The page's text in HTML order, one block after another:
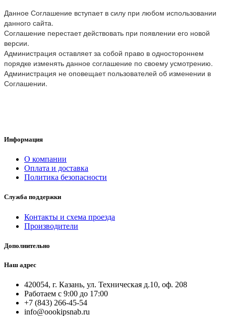
Данное Соглашение вступает в силу при любом использовании
данного сайта.
Соглашение перестает действовать при появлении его новой
версии.
Администрация оставляет за собой право в одностороннем
порядке изменять данное соглашение по своему усмотрению.
Администрация не оповещает пользователей об изменении в
Соглашении.
Информация
О компании
Оплата и доставка
Политика безопасности
Служба поддержки
Контакты и схема проезда
Производители
Дополнительно
Наш адрес
420054, г. Казань, ул. Техническая д.10, оф. 208
Работаем с 9:00 до 17:00
+7 (843) 266-45-54
info@oookipsnab.ru